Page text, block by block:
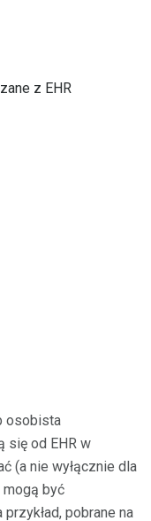
z EHR
osobista
się od EHR w
(a nie wyłącznie dla
mogą być
pobrane na